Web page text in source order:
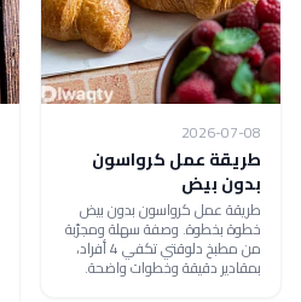
2026-07-08
طريقة عمل كرواسون
بدون بيض
طريقة عمل كرواسون بدون بيض
خطوة بخطوة. وصفة سهلة ومجرّبة
من مطبخ دلوقتي تكفي 4 أفراد،
بمقادير دقيقة وخطوات واضحة.